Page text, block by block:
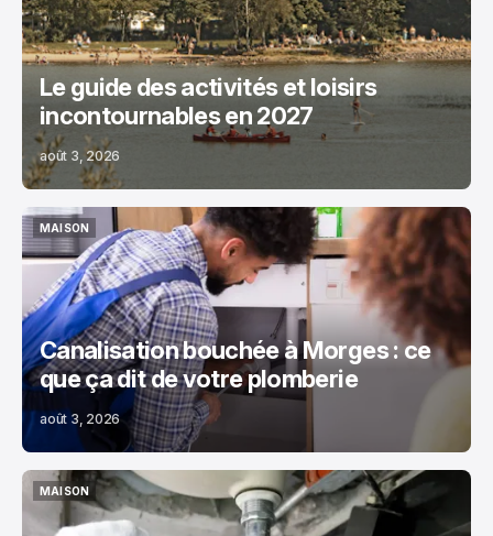
Le guide des activités et loisirs
incontournables en 2027
août 3, 2026
MAISON
MAISON
Canalisation bouchée à Morges : ce
que ça dit de votre plomberie
août 3, 2026
MAISON
MAISON